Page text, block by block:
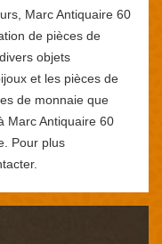
Marc Antiquaire 60
de pièces de
objets
et les pièces de
de monnaie que
Marc Antiquaire 60
Pour plus